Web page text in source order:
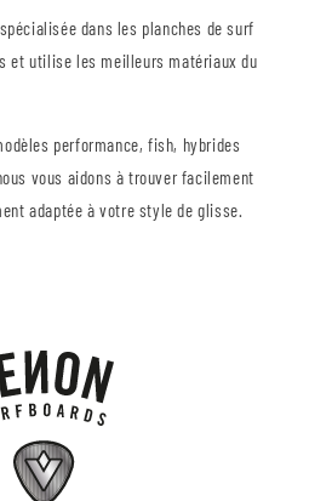
dans les planches de surf
et utilise les meilleurs matériaux du
performance, fish, hybrides
vous aidons à trouver facilement
adaptée à votre style de glisse.